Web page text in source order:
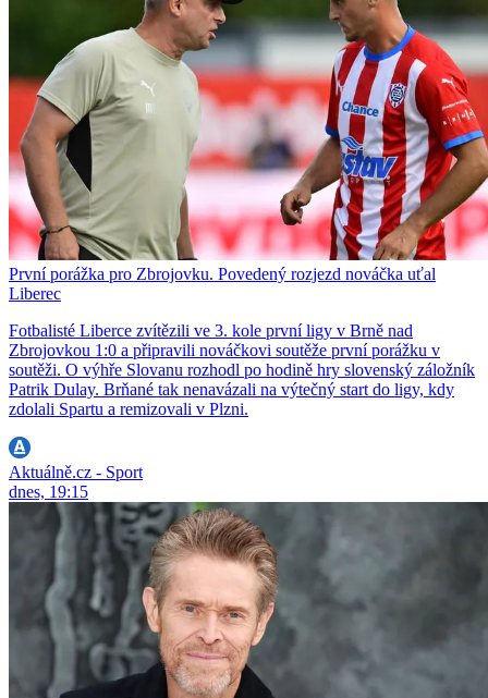
První porážka pro Zbrojovku. Povedený rozjezd nováčka uťal
Liberec
Fotbalisté Liberce zvítězili ve 3. kole první ligy v Brně nad
Zbrojovkou 1:0 a připravili nováčkovi soutěže první porážku v
soutěži. O výhře Slovanu rozhodl po hodině hry slovenský záložník
Patrik Dulay. Brňané tak nenavázali na výtečný start do ligy, kdy
zdolali Spartu a remizovali v Plzni.
Aktuálně.cz - Sport
dnes, 19:15